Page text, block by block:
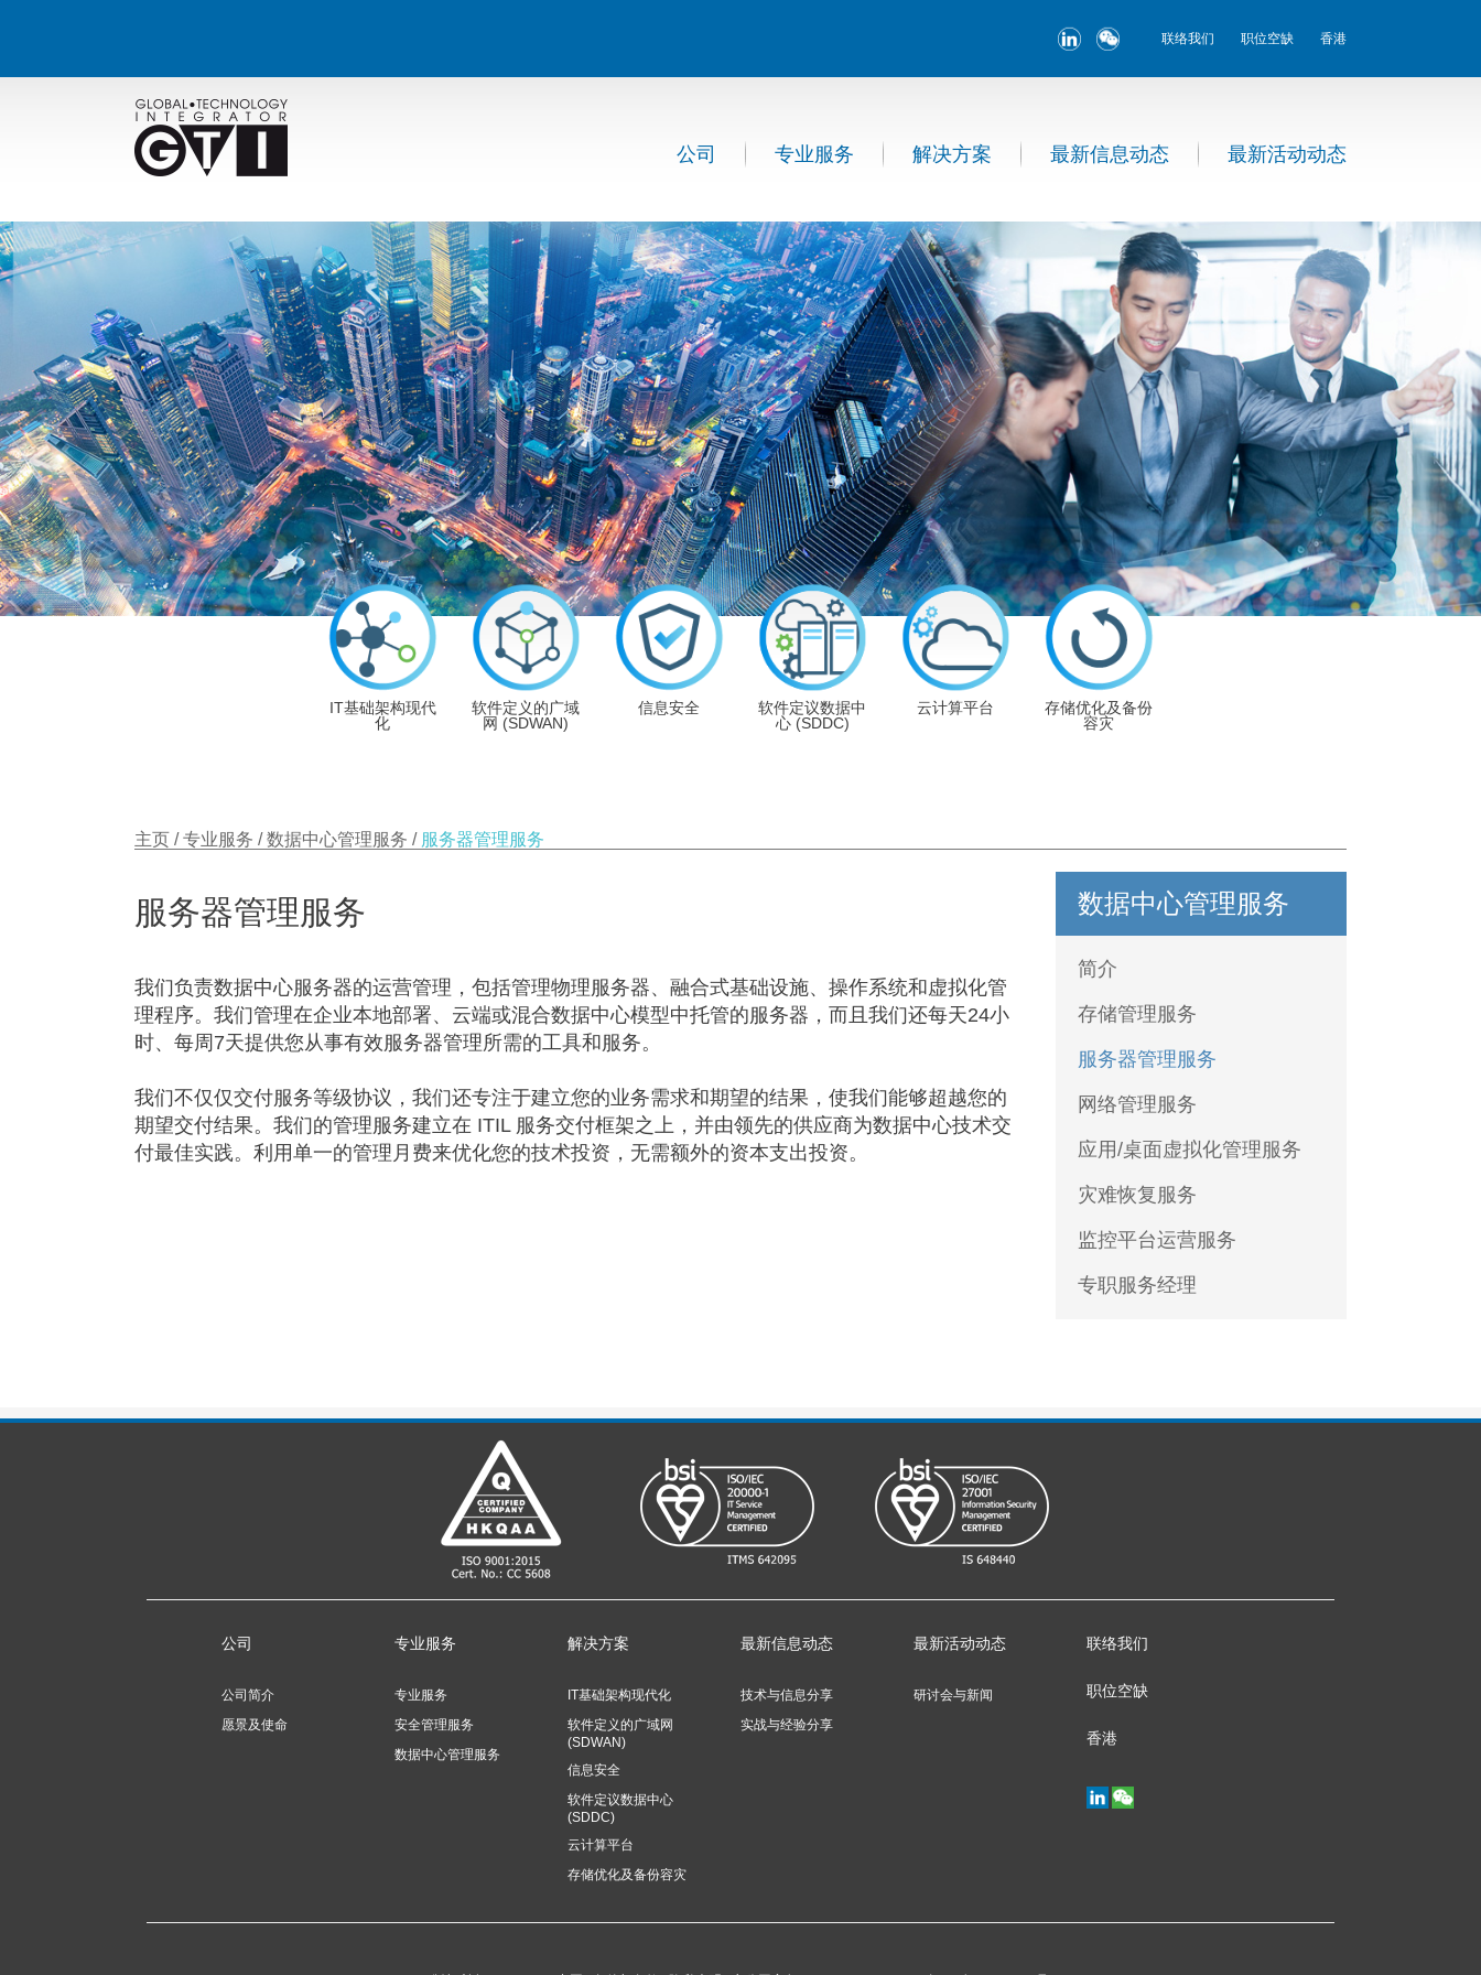
联络我们 职位空缺 香港
公司 专业服务 解决方案 最新信息动态 最新活动动态
IT基础架构现代
化
软件定义的广域
网 (SDWAN)
信息安全
软件定议数据中
心 (SDDC)
云计算平台
存储优化及备份
容灾
主页 专业服务 数据中心管理服务 服务器管理服务
服务器管理服务
我们负责数据中心服务器的运营管理，包括管理物理服务器、融合式基础设施、操作系统和虚拟化管
理程序。我们管理在企业本地部署、云端或混合数据中心模型中托管的服务器，而且我们还每天24小
时、每周7天提供您从事有效服务器管理所需的工具和服务。
我们不仅仅交付服务等级协议，我们还专注于建立您的业务需求和期望的结果，使我们能够超越您的
期望交付结果。我们的管理服务建立在 ITIL 服务交付框架之上，并由领先的供应商为数据中心技术交
付最佳实践。利用单一的管理月费来优化您的技术投资，无需额外的资本支出投资。
数据中心管理服务
简介
存储管理服务
服务器管理服务
网络管理服务
应用/桌面虚拟化管理服务
灾难恢复服务
监控平台运营服务
专职服务经理
公司
公司简介
愿景及使命
专业服务
专业服务
安全管理服务
数据中心管理服务
解决方案
IT基础架构现代化
软件定义的广域网
(SDWAN)
信息安全
软件定议数据中心
(SDDC)
云计算平台
存储优化及备份容灾
最新信息动态
技术与信息分享
实战与经验分享
最新活动动态
研讨会与新闻
联络我们
职位空缺
香港